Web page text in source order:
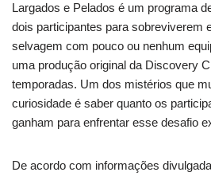
Largados e Pelados é um programa
dois participantes para sobreviverem
selvagem com pouco ou nenhum
uma produção original da Discovery
temporadas. Um dos mistérios que
curiosidade é saber quanto os
ganham para enfrentar esse desafio
De acordo com informações